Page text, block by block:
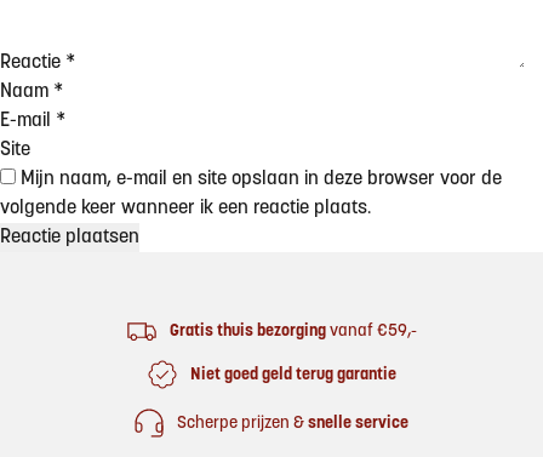
Reactie *
Naam *
E-mail *
Site
Mijn naam, e-mail en site opslaan in deze browser voor de
volgende keer wanneer ik een reactie plaats.
Gratis thuis bezorgingvanaf €59,-
Niet goed geld terug garantie
Scherpe prijzen & snelle service